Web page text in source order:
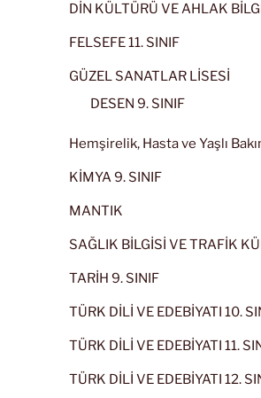
DİN KÜLTÜRÜ VE AHLAK
FELSEFE 11. SINIF
GÜZEL SANATLAR LİSESİ
DESEN 9. SINIF
Hemşirelik, Hasta ve Yaşlı
KİMYA 9. SINIF
MANTIK
SAĞLIK BİLGİSİ VE TRAFİK
TARİH 9. SINIF
TÜRK DİLİ VE EDEBİYATI 10.
TÜRK DİLİ VE EDEBİYATI 11.
TÜRK DİLİ VE EDEBİYATI 12.